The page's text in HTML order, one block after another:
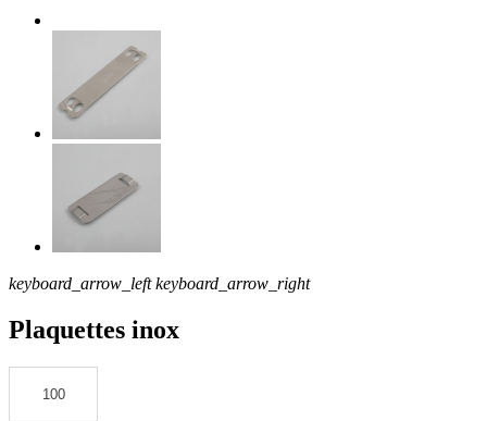
keyboard_arrow_left keyboard_arrow_right
Plaquettes inox